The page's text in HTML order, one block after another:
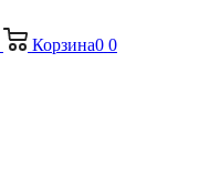
Корзина0 0